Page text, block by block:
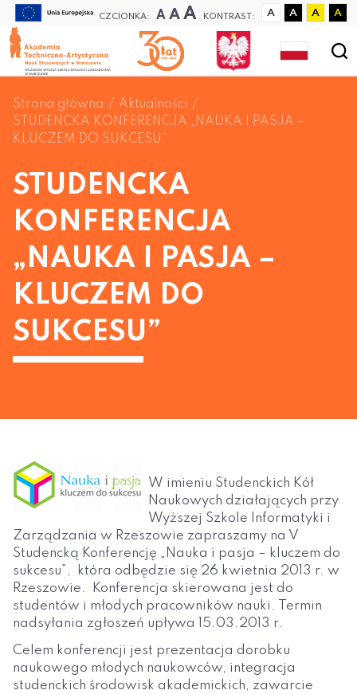
CZCIONKA: A A A KONTRAST: A A A A
Strona główna
Aktualności
STUDENCKA KONFERENCJA „NAUKA I PASJA –
KLUCZEM DO SUKCESU”
STUDENCKA
KONFERENCJA
„NAUKA I PASJA –
KLUCZEM DO
SUKCESU”
W imieniu Studenckich Kół
Naukowych działających przy
Wyższej Szkole Informatyki i
Zarządzania w Rzeszowie zapraszamy na V
Studencką Konferencję „Nauka i pasja – kluczem do
sukcesu”, która odbędzie się 26 kwietnia 2013 r. w
Rzeszowie. Konferencja skierowana jest do
studentów i młodych pracowników nauki. Termin
nadsyłania zgłoszeń upływa 15.03.2013 r.
Celem konferencji jest prezentacja dorobku
naukowego młodych naukowców, integracja
studenckich środowisk akademickich, zawarcie